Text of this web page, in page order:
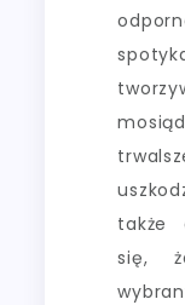
także
się,